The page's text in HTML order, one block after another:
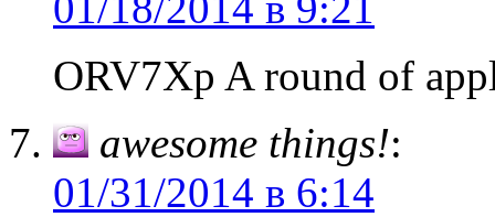
ORV7Xp A round of
awesome things!:
01/31/2014 в 6:14